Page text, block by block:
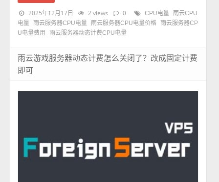
2025年12月17日 2 views 0 CPU电量
雨云CPU
电量
雨云服务器CPU电量 雨云服务器CPU电量价格
雨云服务器CP
U电量费用
雨云服务器动态计费CPU电量
雨云游戏服务器动态计费怎么关闭了？改成固定计费
即可